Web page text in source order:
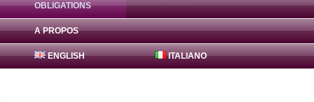
OBLIGATIONS
A PROPOS
ENGLISH ITALIANO
Obligation Canadian Imperial Bank 2.25%